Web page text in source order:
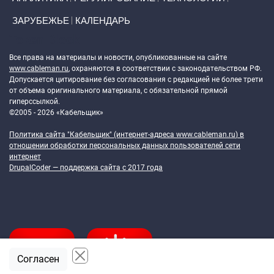
ЗАРУБЕЖЬЕ КАЛЕНДАРЬ
Все права на материалы и новости, опубликованные на сайте
www.cableman.ru, охраняются в соответствии с законодательством РФ.
Допускается цитирование без согласования с редакцией не более трети
от объема оригинального материала, с обязательной прямой
гиперссылкой.
©2005 - 2026 «Кабельщик»
Политика сайта "Кабельщик" (интернет-адреса www.cableman.ru) в
отношении обработки персональных данных пользователей сети
интернет
DrupalCoder — поддержка сайта c 2017 года
Согласен